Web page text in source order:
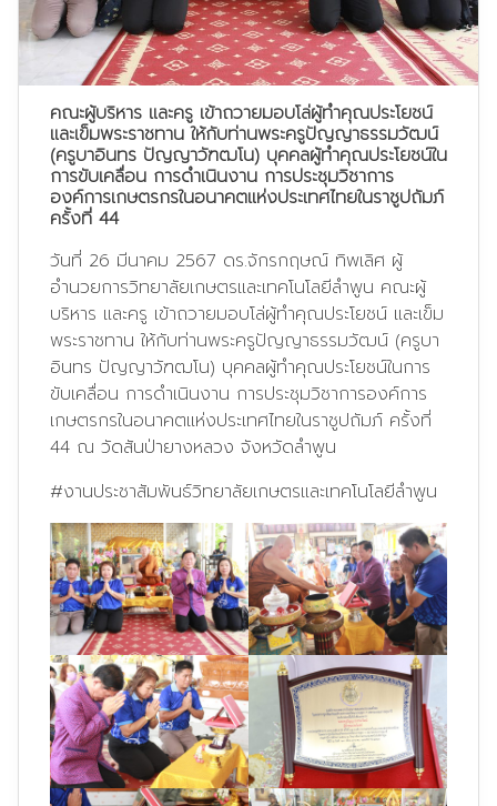
คณะผู้บริหาร และครู เข้าถวายมอบโล่ผู้ทำคุณประโยชน์
และเข็มพระราชทาน ให้กับท่านพระครูปัญญาธรรมวัฒน์
(ครูบาอินทร ปัญญาวัฑฒโน) บุคคลผู้ทำคุณประโยชน์ใน
การขับเคลื่อน การดำเนินงาน การประชุมวิชาการ
องค์การเกษตรกรในอนาคตแห่งประเทศไทยในราชูปถัมภ์
ครั้งที่ 44
วันที่ 26 มีนาคม 2567 ดร.จักรกฤษณ์ ทิพเลิศ ผู้
อำนวยการวิทยาลัยเกษตรและเทคโนโลยีลำพูน คณะผู้
บริหาร และครู เข้าถวายมอบโล่ผู้ทำคุณประโยชน์ และเข็ม
พระราชทาน ให้กับท่านพระครูปัญญาธรรมวัฒน์ (ครูบา
อินทร ปัญญาวัฑฒโน) บุคคลผู้ทำคุณประโยชน์ในการ
ขับเคลื่อน การดำเนินงาน การประชุมวิชาการองค์การ
เกษตรกรในอนาคตแห่งประเทศไทยในราชูปถัมภ์ ครั้งที่
44 ณ วัดสันป่ายางหลวง จังหวัดลำพูน
#งานประชาสัมพันธ์วิทยาลัยเกษตรและเทคโนโลยีลำพูน